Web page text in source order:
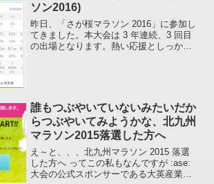
ソン2016)
昨日、「さが桜マラソン 2016」に参加し
てきました。本大会は 3 年連続、3 回目
の出場となります。熱い応援としっかり
誰もつぶやいていないみたいだか
らつぶやいてみようかな、北九州
マラソン2015落選した方へ
え～と、、、北九州マラソン 2015 落選
した方へ ってこの私もなんですが :ase:
大会の公式スポンサーである大英産業さ